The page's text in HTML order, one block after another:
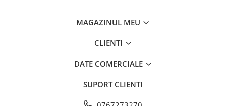
MAGAZINUL MEU
CLIENTI
DATE COMERCIALE
SUPORT CLIENTI